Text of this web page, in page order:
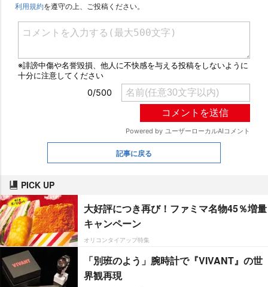
利用規約を遵守の上、ご投稿ください。
記事に戻る
PICK UP
大好評につき再び！ファミマ名物45％増量
キャンペーン
オリコンタイアップ特集
「別班のよう」腕時計で『VIVANT』の世
界観再現